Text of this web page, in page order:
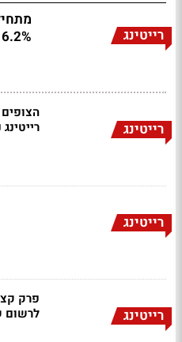
רייטינג
16.2% לסרט
רייטינג
רייטינג
רייטינג
פרק
לרשום